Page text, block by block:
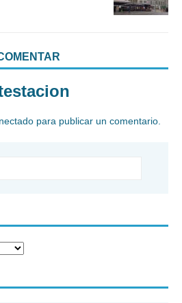
para publicar un comentario.